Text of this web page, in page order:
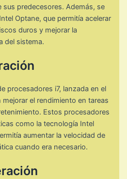
sus predecesores. Además, se
Optane, que permitía acelerar
duros y mejorar la
del sistema.
procesadores i7, lanzada en el
el rendimiento en tareas
Estos procesadores
como la tecnología Intel
aumentar la velocidad de
cuando era necesario.